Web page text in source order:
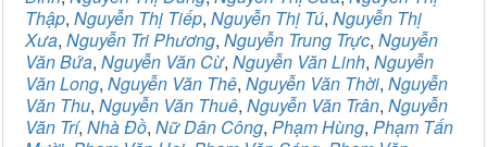
Thập, Nguyễn Thị Tiếp, Nguyễn Thị Tú, Nguyễn Thị
Xưa, Nguyễn Tri Phương, Nguyễn Trung Trực, Nguyễn
Văn Bứa, Nguyễn Văn Cừ, Nguyễn Văn Linh, Nguyễn
Văn Long, Nguyễn Văn Thê, Nguyễn Văn Thời, Nguyễn
Văn Thu, Nguyễn Văn Thuê, Nguyễn Văn Trân, Nguyễn
Văn Trí, Nhà Đồ, Nữ Dân Công, Phạm Hùng, Phạm Tấn